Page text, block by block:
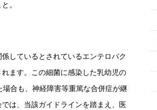
。
しているとされているエンテロバク
ます。この細菌に感染した乳幼児の
合も、神経障害等重篤な合併症が継
は、当該ガイドラインを踏まえ、医